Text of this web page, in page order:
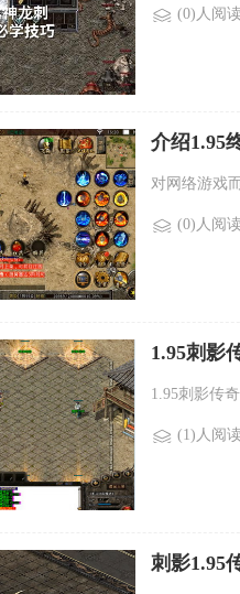
(0)人阅读
介绍1.95
对网络游戏
(0)人阅读
1.95刺影
1.95刺影传
(1)人阅读
刺影1.95